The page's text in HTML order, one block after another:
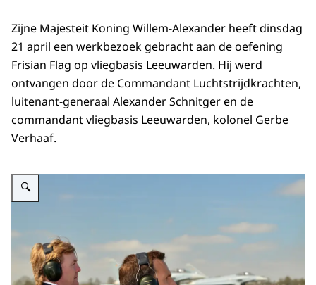
Zijne Majesteit Koning Willem-Alexander heeft dinsdag
21 april een werkbezoek gebracht aan de oefening
Frisian Flag op vliegbasis Leeuwarden. Hij werd
ontvangen door de Commandant Luchtstrijdkrachten,
luitenant-generaal Alexander Schnitger en de
commandant vliegbasis Leeuwarden, kolonel Gerbe
Verhaaf.
Vergroot afbeelding Leeuwarden, 21 april 2015: Koning Willem-